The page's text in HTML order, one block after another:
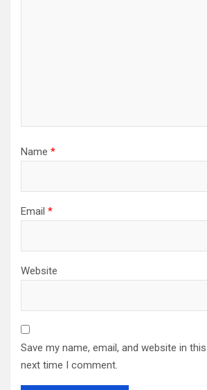
Name *
Email *
Website
Save my name, email, and website in
next time I comment.